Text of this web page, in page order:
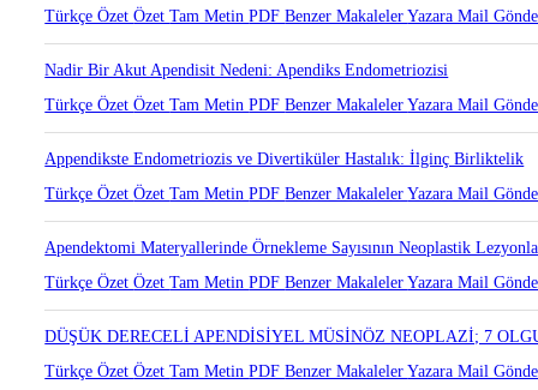
Türkçe ÖzetÖzetTam MetinPDFBenzer MakalelerYazara Mail
Nadir Bir Akut Apendisit Nedeni: Apendiks Endometriozisi
Türkçe ÖzetÖzetTam MetinPDFBenzer MakalelerYazara Mail
Appendikste Endometriozis ve Divertiküler Hastalık: İlginç Birliktelik
Türkçe ÖzetÖzetTam MetinPDFBenzer MakalelerYazara Mail
Apendektomi Materyallerinde Örnekleme Sayısının Neoplastik
Türkçe ÖzetÖzetTam MetinPDFBenzer MakalelerYazara Mail
DÜŞÜK DERECELİ APENDİSİYEL MÜSİNÖZ NEOPLAZİ; 7
Türkçe ÖzetÖzetTam MetinPDFBenzer MakalelerYazara Mail